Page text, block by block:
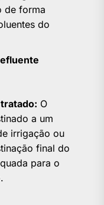
de forma
do
O
a um
irrigação ou
final do
para o